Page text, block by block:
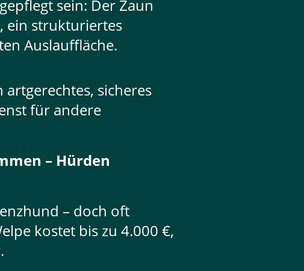
sein: Der Zaun
ein strukturiertes
Auslauffläche.
sicheres
für andere
– Hürden
– doch oft
kostet bis zu 4.000 €,